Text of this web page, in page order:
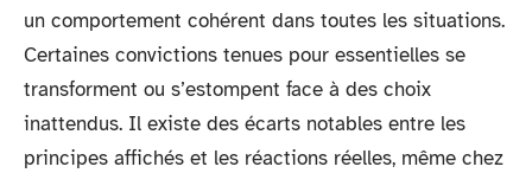
un comportement cohérent dans toutes les situations.
Certaines convictions tenues pour essentielles se
transforment ou s’estompent face à des choix
inattendus. Il existe des écarts notables entre les
principes affichés et les réactions réelles, même chez